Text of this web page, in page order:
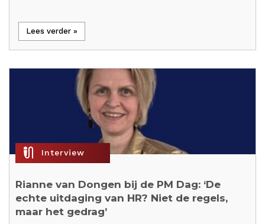
Lees verder »
mic_external_on Interview
Rianne van Dongen bij de PM Dag: ‘De
echte uitdaging van HR? Niet de regels,
maar het gedrag’